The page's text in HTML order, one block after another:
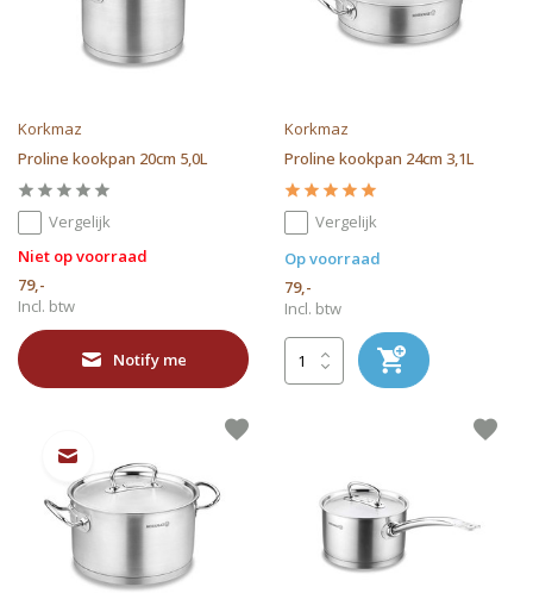
Korkmaz
Proline kookpan 20cm 5,0L
Vergelijk
Niet op voorraad
79,-
Incl. btw
Notify me
Korkmaz
Proline kookpan 24cm 3,1L
Vergelijk
Op voorraad
79,-
Incl. btw